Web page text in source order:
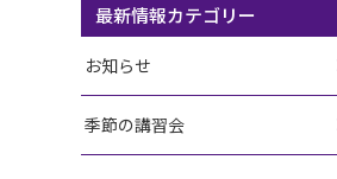
最新情報カテゴリー
お知らせ
季節の講習会